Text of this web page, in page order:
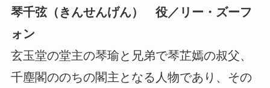
琴千弦（きんせんげん） 役／リー・ズーフ
ォン
玄玉堂の堂主の琴瑜と兄弟で琴芷嫣の叔父、
千塵閣ののちの閣主となる人物であり、その